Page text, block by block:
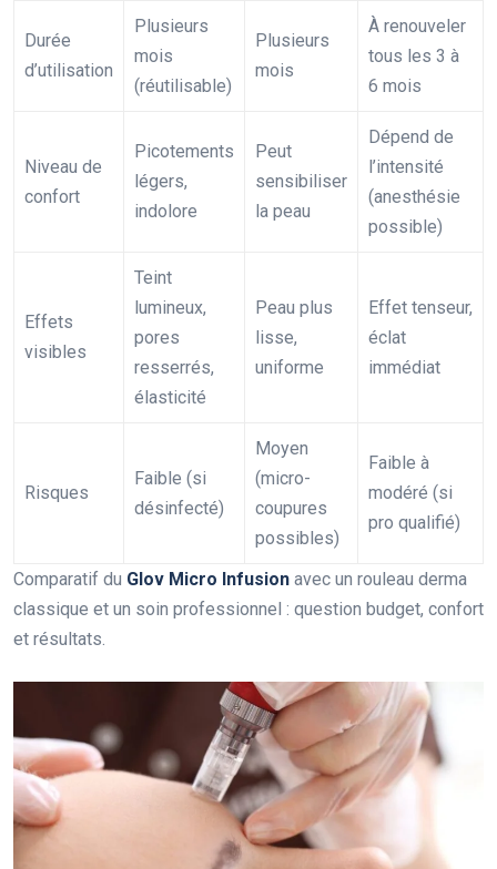
Durée
d’utilisation
Plusieurs
mois
(réutilisable)
Plusieurs
mois
À renouveler
tous les 3 à
6 mois
Niveau de
confort
Picotements
légers,
indolore
Peut
sensibiliser
la peau
Dépend de
l’intensité
(anesthésie
possible)
Effets
visibles
Teint
lumineux,
pores
resserrés,
élasticité
Peau plus
lisse,
uniforme
Effet tenseur,
éclat
immédiat
Risques
Faible (si
désinfecté)
Moyen
(micro-
coupures
possibles)
Faible à
modéré (si
pro qualifié)
Comparatif du Glov Micro Infusion avec un rouleau derma
classique et un soin professionnel : question budget, confort
et résultats.